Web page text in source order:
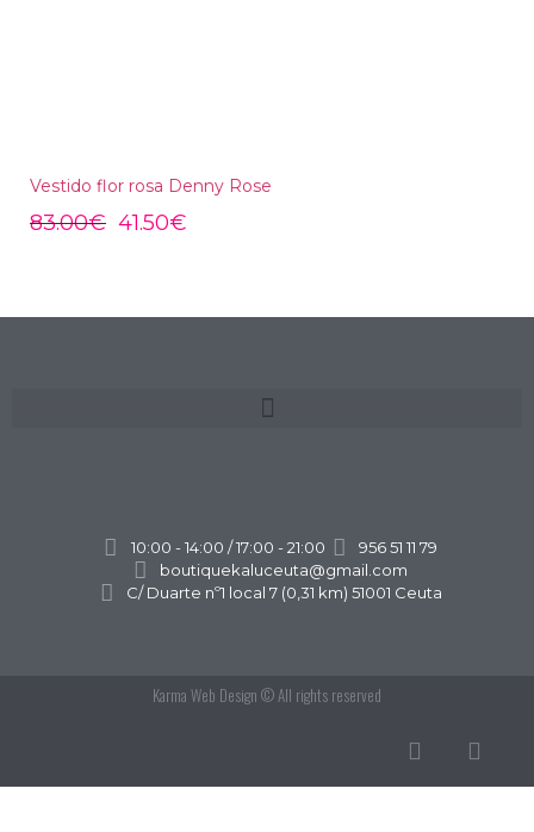
Vestido flor rosa Denny Rose
83.00€ 41.50€
10:00 - 14:00 / 17:00 - 21:00
956 51 11 79
boutiquekaluceuta@gmail.com
C/ Duarte nº1 local 7 (0,31 km) 51001 Ceuta
Karma Web Design © All rights reserved